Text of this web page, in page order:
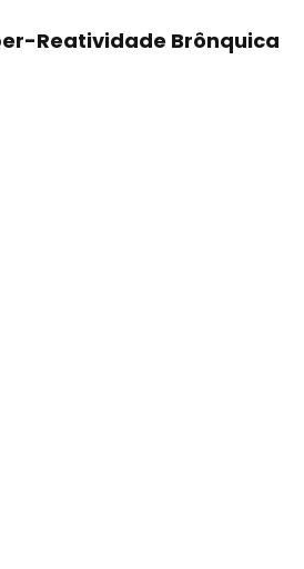
Reatividade Brônquica